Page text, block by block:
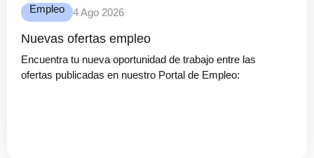
Empleo 4 Ago 2026
Nuevas ofertas empleo
Encuentra tu nueva oportunidad de trabajo entre las
ofertas publicadas en nuestro Portal de Empleo: